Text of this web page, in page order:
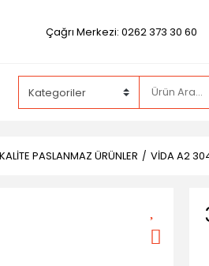
Çağrı Merkezi: 0262 373 30 60
PASLANMAZ ÜRÜNLER VİDA A2